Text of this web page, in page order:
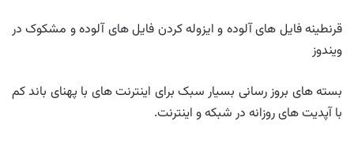
قرنطینه فایل های آلوده و ایزوله کردن فایل های آلوده و مشکوک در
ویندوز
بسته های بروز رسانی بسیار سبک برای اینترنت های با پهنای باند کم
با آپدیت های روزانه در شبکه و اینترنت.